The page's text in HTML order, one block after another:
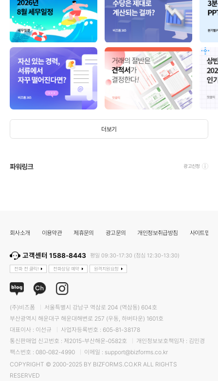
더보기
파워링크 광고신청
회사소개 이용약관 제휴문의 광고문의 개인정보취급방침 사이트맵
고객센터 1588-8443 평일 09:30-17:30 (점심 12:30-13:30)
전화 전 클릭! 전화상담 예약 원격지원요청
(주)비즈폼
서울특별시 강남구 역삼로 204 (역삼동) 604호
부산광역시 해운대구 해운대해변로 257 (우동, 하버타운) 1601호
대표이사 : 이선규
사업자등록번호 : 605-81-38178
통신판매업 신고번호 : 제2015-부산해운-0582호
개인정보보호책임자 : 김민경
팩스번호 : 080-082-4990
이메일 : support@bizforms.co.kr
COPYRIGHT © 2000-2025 BY BIZFORMS.CO.KR ALL RIGHTS
RESERVED